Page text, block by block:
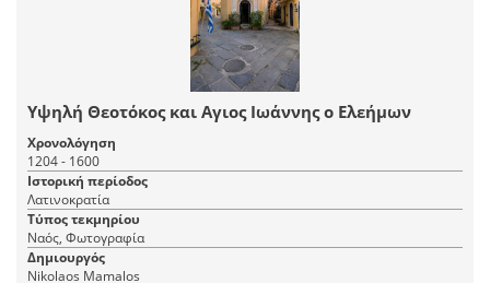
Υψηλή Θεοτόκος και Αγιος Ιωάννης ο Ελεήμων
Χρονολόγηση
1204 - 1600
Ιστορική περίοδος
Λατινοκρατία
Τύπος τεκμηρίου
Ναός, Φωτογραφία
Δημιουργός
Nikolaos Mamalos